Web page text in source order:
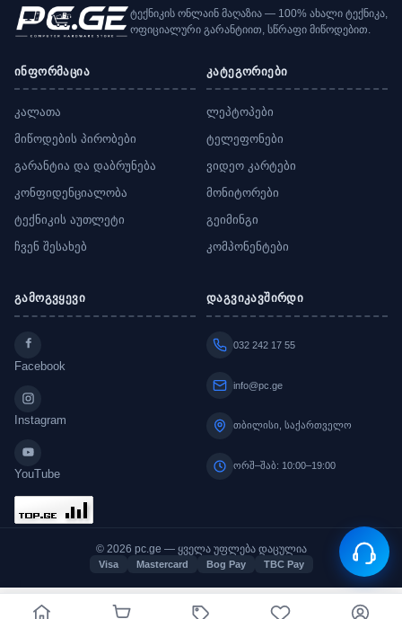
ტექნიკის ონლაინ მაღაზია — 100% ახალი ტექნიკა,
ოფიციალური გარანტიით, სწრაფი მიწოდებით.
ინფორმაცია
კალათა
მიწოდების პირობები
გარანტია და დაბრუნება
კონფიდენციალობა
ტექნიკის აუთლეტი
ჩვენ შესახებ
კატეგორიები
ლეპტოპები
ტელეფონები
ვიდეო კარტები
მონიტორები
გეიმინგი
კომპონენტები
გამოგვყევი
Facebook
Instagram
YouTube
დაგვიკავშირდი
032 242 17 55
info@pc.ge
თბილისი, საქართველო
ორშ–შაბ: 10:00–19:00
© 2026 pc.ge — ყველა უფლება დაცულია
Visa Mastercard Bog Pay TBC Pay